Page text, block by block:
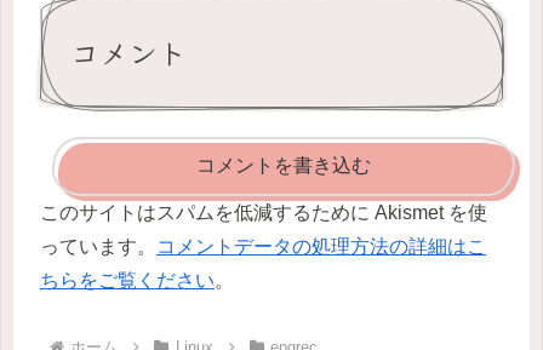
コメント
コメントを書き込む
このサイトはスパムを低減するために Akismet を使
っています。
コメントデータの処理方法の詳細はこ
ちらをご覧ください。